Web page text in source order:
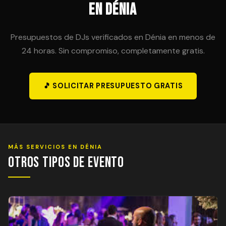
en Dénia
Presupuestos de DJs verificados en Dénia en menos de
24 horas. Sin compromiso, completamente gratis.
🎵 SOLICITAR PRESUPUESTO GRATIS
MÁS SERVICIOS EN DÉNIA
Otros Tipos de Evento